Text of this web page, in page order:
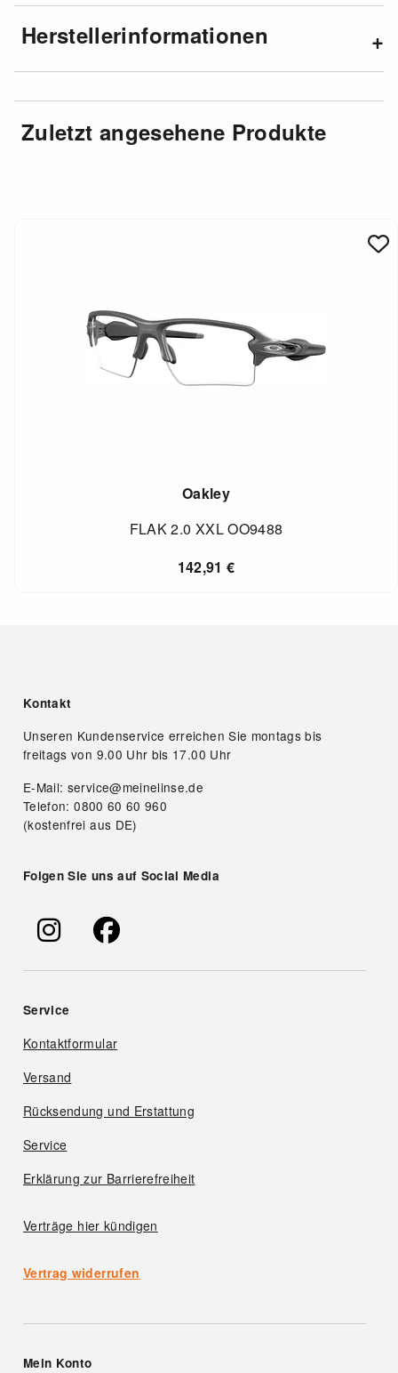
Herstellerinformationen
Zuletzt angesehene Produkte
Oakley
FLAK 2.0 XXL OO9488
142,91€
Kontakt
Unseren Kundenservice erreichen Sie montags bis
freitags von 9.00 Uhr bis 17.00 Uhr
E-Mail: service@meinelinse.de
Telefon: 0800 60 60 960
(kostenfrei aus DE)
Folgen Sie uns auf Social Media
Service
Kontaktformular
Versand
Rücksendung und Erstattung
Service
Erklärung zur Barrierefreiheit
Verträge hier kündigen
Vertrag widerrufen
Mein Konto